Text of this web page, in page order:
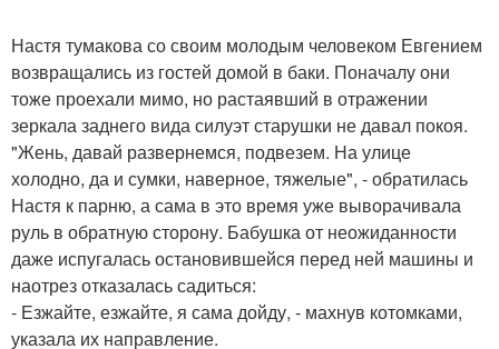
Настя тумакова со своим молодым человеком Евгением
возвращались из гостей домой в баки. Поначалу они
тоже проехали мимо, но растаявший в отражении
зеркала заднего вида силуэт старушки не давал покоя.
"Жень, давай развернемся, подвезем. На улице
холодно, да и сумки, наверное, тяжелые", - обратилась
Настя к парню, а сама в это время уже выворачивала
руль в обратную сторону. Бабушка от неожиданности
даже испугалась остановившейся перед ней машины и
наотрез отказалась садиться:
- Езжайте, езжайте, я сама дойду, - махнув котомками,
указала их направление.